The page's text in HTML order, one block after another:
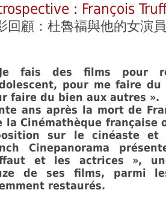
: François
回顧：杜魯福與他的女演員
fais des films pour
pour me faire
faire du bien aux autres ».
ans après la mort de
la Cinémathèque française
sur le cinéaste
Cinepanorama
et les actrices »,
de ses films, parmi
restaurés.